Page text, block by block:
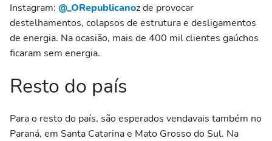
Instagram: @_ORepublicanoz de provocar
destelhamentos, colapsos de estrutura e desligamentos
de energia. Na ocasião, mais de 400 mil clientes gaúchos
ficaram sem energia.
Resto do país
Para o resto do país, são esperados vendavais também no
Paraná, em Santa Catarina e Mato Grosso do Sul. Na